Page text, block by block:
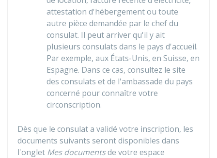
attestation d'hébergement ou toute
autre pièce demandée par le chef du
consulat. Il peut arriver qu'il y ait
plusieurs consulats dans le pays d'accueil.
Par exemple, aux États-Unis, en Suisse, en
Espagne. Dans ce cas, consultez le site
des consulats et de l'ambassade du pays
concerné pour connaître votre
circonscription.
Dès que le consulat a validé votre inscription, les
documents suivants seront disponibles dans
l'onglet Mes documentsde votre espace